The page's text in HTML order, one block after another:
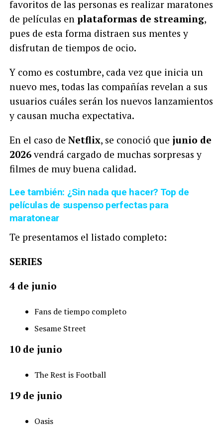
favoritos de las personas es realizar maratones
de películas en plataformas de streaming,
pues de esta forma distraen sus mentes y
disfrutan de tiempos de ocio.
Y como es costumbre, cada vez que inicia un
nuevo mes, todas las compañías revelan a sus
usuarios cuáles serán los nuevos lanzamientos
y causan mucha expectativa.
En el caso de Netflix, se conoció que junio de
2026vendrá cargado de muchas sorpresas y
filmes de muy buena calidad.
Lee también: ¿Sin nada que hacer? Top de
películas de suspenso perfectas para
maratonear
Te presentamos el listado completo:
SERIES
4 de junio
Fans de tiempo completo
Sesame Street
10 de junio
The Rest is Football
19 de junio
Oasis